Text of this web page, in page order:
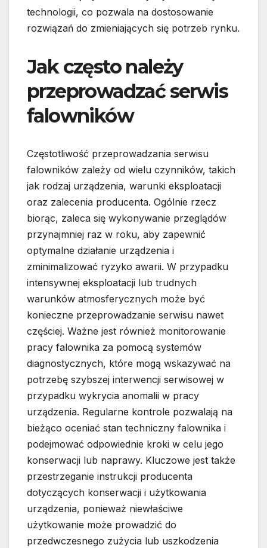
technologii, co pozwala na dostosowanie
rozwiązań do zmieniających się potrzeb rynku.
Jak często należy
przeprowadzać serwis
falowników
Częstotliwość przeprowadzania serwisu
falowników zależy od wielu czynników, takich
jak rodzaj urządzenia, warunki eksploatacji
oraz zalecenia producenta. Ogólnie rzecz
biorąc, zaleca się wykonywanie przeglądów
przynajmniej raz w roku, aby zapewnić
optymalne działanie urządzenia i
zminimalizować ryzyko awarii. W przypadku
intensywnej eksploatacji lub trudnych
warunków atmosferycznych może być
konieczne przeprowadzanie serwisu nawet
częściej. Ważne jest również monitorowanie
pracy falownika za pomocą systemów
diagnostycznych, które mogą wskazywać na
potrzebę szybszej interwencji serwisowej w
przypadku wykrycia anomalii w pracy
urządzenia. Regularne kontrole pozwalają na
bieżąco oceniać stan techniczny falownika i
podejmować odpowiednie kroki w celu jego
konserwacji lub naprawy. Kluczowe jest także
przestrzeganie instrukcji producenta
dotyczących konserwacji i użytkowania
urządzenia, ponieważ niewłaściwe
użytkowanie może prowadzić do
przedwczesnego zużycia lub uszkodzenia